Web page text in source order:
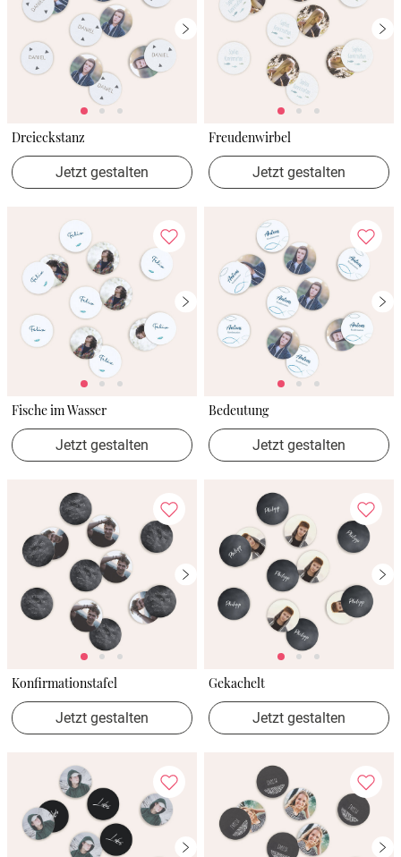
Dreieckstanz
Jetzt gestalten
Freudenwirbel
Jetzt gestalten
Fische im Wasser
Jetzt gestalten
Bedeutung
Jetzt gestalten
Konfirmationstafel
Jetzt gestalten
Gekachelt
Jetzt gestalten